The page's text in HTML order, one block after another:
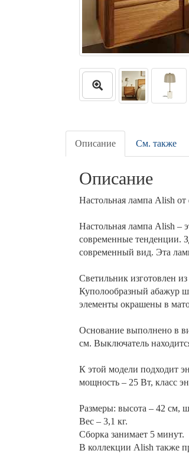
Описание См. также
Описание
Настольная лампа Alish
Настольная лампа Alish –
современные тенденции.
современный вид. Эта
Светильник изготовлен
Куполообразный абажур
элементы окрашены в
Основание выполнено в
см. Выключатель
К этой модели подходит
мощность – 25 Вт, класс
Размеры: высота – 42 см,
Вес – 3,1 кг.
Сборка занимает 5 минут.
В коллекции Alish также